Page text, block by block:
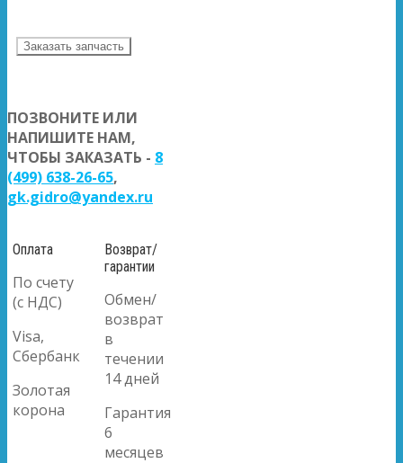
Заказать запчасть
ПОЗВОНИТЕ ИЛИ
НАПИШИТЕ НАМ,
ЧТОБЫ ЗАКАЗАТЬ - 8
(499) 638-26-65,
gk.gidro@yandex.ru
Оплата
По счету
(с НДС)
Visa,
Сбербанк
Золотая
корона
Возврат/
гарантии
Обмен/
возврат
в
течении
14 дней
Гарантия
6
месяцев